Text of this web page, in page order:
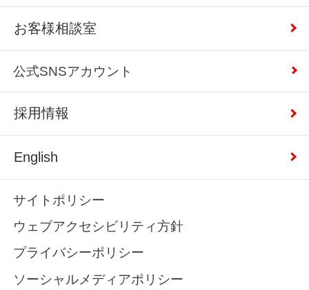
お客様相談室
公式SNSアカウント
採用情報
English
サイトポリシー
ウェブアクセシビリティ方針
プライバシーポリシー
ソーシャルメディアポリシー